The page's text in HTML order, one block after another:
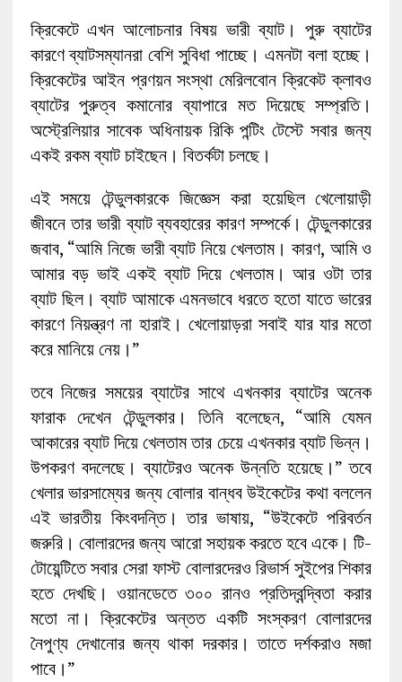
ক্রিকেটে এখন আলোচনার বিষয় ভারী ব্যাট। পুরু ব্যাটের
কারণে ব্যাটসম্যানরা বেশি সুবিধা পাচ্ছে। এমনটা বলা হচ্ছে।
ক্রিকেটের আইন প্রণয়ন সংস্থা মেরিলবোন ক্রিকেট ক্লাবও
ব্যাটের পুরুত্ব কমানোর ব্যাপারে মত দিয়েছে সম্প্রতি।
অস্ট্রেলিয়ার সাবেক অধিনায়ক রিকি পন্টিং টেস্টে সবার জন্য
একই রকম ব্যাট চাইছেন। বিতর্কটা চলছে।
এই সময়ে টেন্ডুলকারকে জিজ্ঞেস করা হয়েছিল খেলোয়াড়ী
জীবনে তার ভারী ব্যাট ব্যবহারের কারণ সম্পর্কে। টেন্ডুলকারের
জবাব, “আমি নিজে ভারী ব্যাট নিয়ে খেলতাম। কারণ, আমি ও
আমার বড় ভাই একই ব্যাট দিয়ে খেলতাম। আর ওটা তার
ব্যাট ছিল। ব্যাট আমাকে এমনভাবে ধরতে হতো যাতে ভারের
কারণে নিয়ন্ত্রণ না হারাই। খেলোয়াড়রা সবাই যার যার মতো
করে মানিয়ে নেয়।”
তবে নিজের সময়ের ব্যাটের সাথে এখনকার ব্যাটের অনেক
ফারাক দেখেন টেন্ডুলকার। তিনি বলেছেন, “আমি যেমন
আকারের ব্যাট দিয়ে খেলতাম তার চেয়ে এখনকার ব্যাট ভিন্ন।
উপকরণ বদলেছে। ব্যাটেরও অনেক উন্নতি হয়েছে।” তবে
খেলার ভারসাম্যের জন্য বোলার বান্ধব উইকেটের কথা বললেন
এই ভারতীয় কিংবদন্তি। তার ভাষায়, “উইকেটে পরিবর্তন
জরুরি। বোলারদের জন্য আরো সহায়ক করতে হবে একে। টি-
টোয়েন্টিতে সবার সেরা ফাস্ট বোলারদেরও রিভার্স সুইপের শিকার
হতে দেখছি। ওয়ানডেতে ৩০০ রানও প্রতিদ্বন্দ্বিতা করার
মতো না। ক্রিকেটের অন্তত একটি সংস্করণ বোলারদের
নৈপুণ্য দেখানোর জন্য থাকা দরকার। তাতে দর্শকরাও মজা
পাবে।”